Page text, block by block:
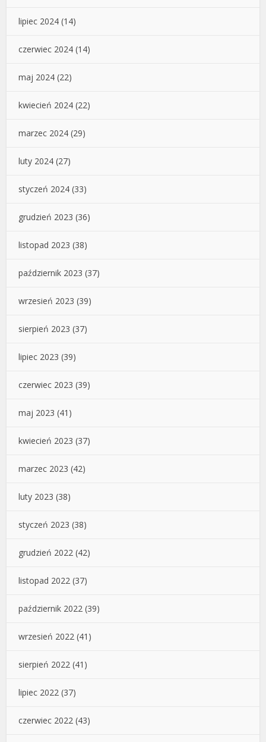
lipiec 2024 (14)
czerwiec 2024 (14)
maj 2024 (22)
kwiecień 2024 (22)
marzec 2024 (29)
luty 2024 (27)
styczeń 2024 (33)
grudzień 2023 (36)
listopad 2023 (38)
październik 2023 (37)
wrzesień 2023 (39)
sierpień 2023 (37)
lipiec 2023 (39)
czerwiec 2023 (39)
maj 2023 (41)
kwiecień 2023 (37)
marzec 2023 (42)
luty 2023 (38)
styczeń 2023 (38)
grudzień 2022 (42)
listopad 2022 (37)
październik 2022 (39)
wrzesień 2022 (41)
sierpień 2022 (41)
lipiec 2022 (37)
czerwiec 2022 (43)